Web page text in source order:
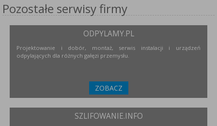
Pozostałe serwisy firmy
ODPYLAMY.PL
Projektowanie i dobór, montaż, serwis instalacji i urządzeń
odpylających dla różnych gałęzi przemysłu.
ZOBACZ
SZLIFOWANIE.INFO